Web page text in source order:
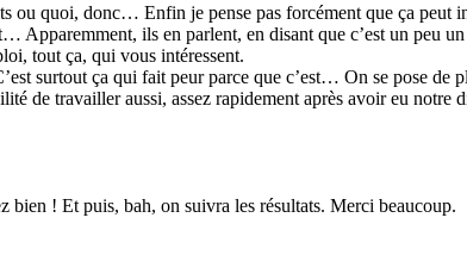
ou quoi, donc… Enfin je pense pas forcément que ça peut
Apparemment, ils en parlent, en disant que c’est un peu
tout ça, qui vous intéressent.
surtout ça qui fait peur parce que c’est… On se pose
de travailler aussi, assez rapidement après avoir eu notre
bien ! Et puis, bah, on suivra les résultats. Merci beaucoup.